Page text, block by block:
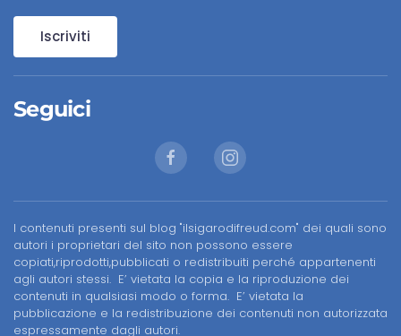
Iscriviti
Seguici
I contenuti presenti sul blog "ilsigarodifreud.com" dei quali sono
autori i proprietari del sito non possono essere
copiati,riprodotti,pubblicati o redistribuiti perché appartenenti
agli autori stessi. E’ vietata la copia e la riproduzione dei
contenuti in qualsiasi modo o forma. E’ vietata la
pubblicazione e la redistribuzione dei contenuti non autorizzata
espressamente dagli autori.